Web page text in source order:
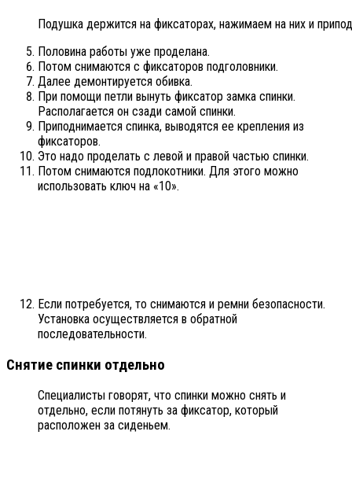
Подушка держится на фиксаторах, нажимаем на них и
Половина работы уже проделана.
Потом снимаются с фиксаторов подголовники.
Далее демонтируется обивка.
При помощи петли вынуть фиксатор замка спинки.
Располагается он сзади самой спинки.
Приподнимается спинка, выводятся ее крепления из
фиксаторов.
Это надо проделать с левой и правой частью спинки.
Потом снимаются подлокотники. Для этого можно
использовать ключ на «10».
Если потребуется, то снимаются и ремни безопасности.
Установка осуществляется в обратной
последовательности.
Снятие спинки отдельно
Специалисты говорят, что спинки можно снять и
отдельно, если потянуть за фиксатор, который
расположен за сиденьем.